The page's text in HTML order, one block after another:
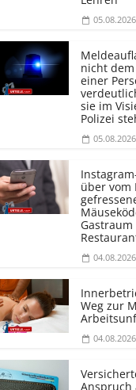
05.08.2026
nicht dem
einer
sie im
Polizei
05.08.2026
über vom
Gastraum
04.08.2026
Weg zur
04.08.2026
Anspruch